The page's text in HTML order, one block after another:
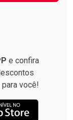
e confira
você!